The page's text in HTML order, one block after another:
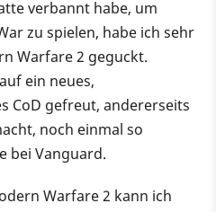
verbannt habe, um
zu spielen, habe ich sehr
Warfare 2 geguckt.
ein neues,
CoD gefreut, andererseits
noch einmal so
bei Vanguard.
Warfare 2 kann ich